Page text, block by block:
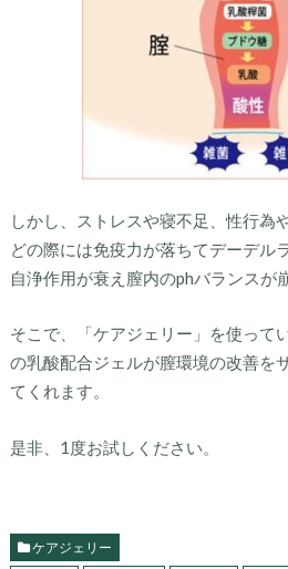
しかし、ストレスや寝不足、性行為
どの際には免疫力が落ちてデーデル
自浄作用が衰え膣内のphバランスが
そこで、「ケアジェリー」を使って
の乳酸配合ジェルが膣環境の改善を
てくれます。
是非、1度お試しください。
ケアジェリー